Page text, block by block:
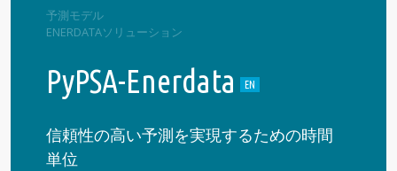
予測モデル
ENERDATAソリューション
PyPSA-Enerdata
信頼性の高い予測を実現するための時間
単位